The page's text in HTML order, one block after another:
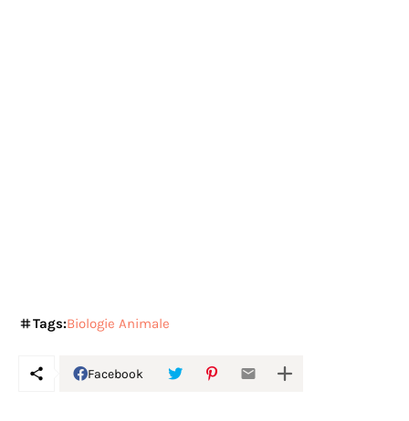
Tags:Biologie Animale
Facebook